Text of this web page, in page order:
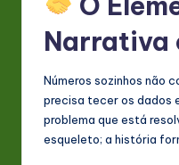
Narrativa
Números sozinhos não
precisa tecer os dados
problema que está
esqueleto; a história